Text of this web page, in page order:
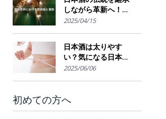
しながら革新へ！
AI・IoTが実現する革
の未来展望
2025/04/15
日本酒は太りやす
い？気になる日本酒
のカロリーと糖質。
2025/06/06
初めての方へ